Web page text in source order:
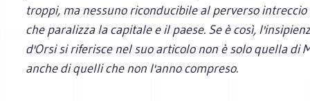
troppi, ma nessuno riconducibile al perverso
che paralizza la capitale e il paese. Se è così,
d'Orsi si riferisce nel suo articolo non è solo quella di
anche di quelli che non l'anno compreso.